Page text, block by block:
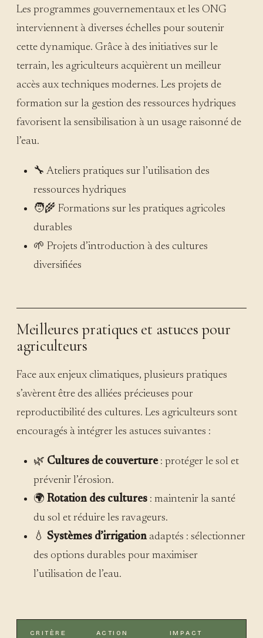
Les programmes gouvernementaux et les ONG
interviennent à diverses échelles pour soutenir
cette dynamique. Grâce à des initiatives sur le
terrain, les agriculteurs acquièrent un meilleur
accès aux techniques modernes. Les projets de
formation sur la gestion des ressources hydriques
favorisent la sensibilisation à un usage raisonné de
l’eau.
🔧 Ateliers pratiques sur l’utilisation des
ressources hydriques
🧑‍🌾 Formations sur les pratiques agricoles
durables
🌱 Projets d’introduction à des cultures
diversifiées
Meilleures pratiques et astuces pour
agriculteurs
Face aux enjeux climatiques, plusieurs pratiques
s’avèrent être des alliées précieuses pour
reproductibilité des cultures. Les agriculteurs sont
encouragés à intégrer les astuces suivantes :
🌿 Cultures de couverture: protéger le sol et
prévenir l’érosion.
🌍 Rotation des cultures: maintenir la santé
du sol et réduire les ravageurs.
💧 Systèmes d’irrigationadaptés : sélectionner
des options durables pour maximiser
l’utilisation de l’eau.
CRITÈRE ACTION IMPACT